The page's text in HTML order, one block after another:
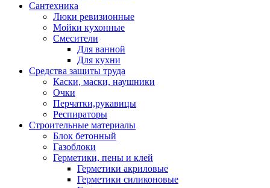
Сантехника
Люки ревизионные
Мойки кухонные
Смесители
Для ванной
Для кухни
Средства защиты труда
Каски, маски, наушники
Очки
Перчатки,рукавицы
Респираторы
Строительные материалы
Блок бетонный
Газоблоки
Герметики, пены и клей
Герметики акриловые
Герметики силиконовые